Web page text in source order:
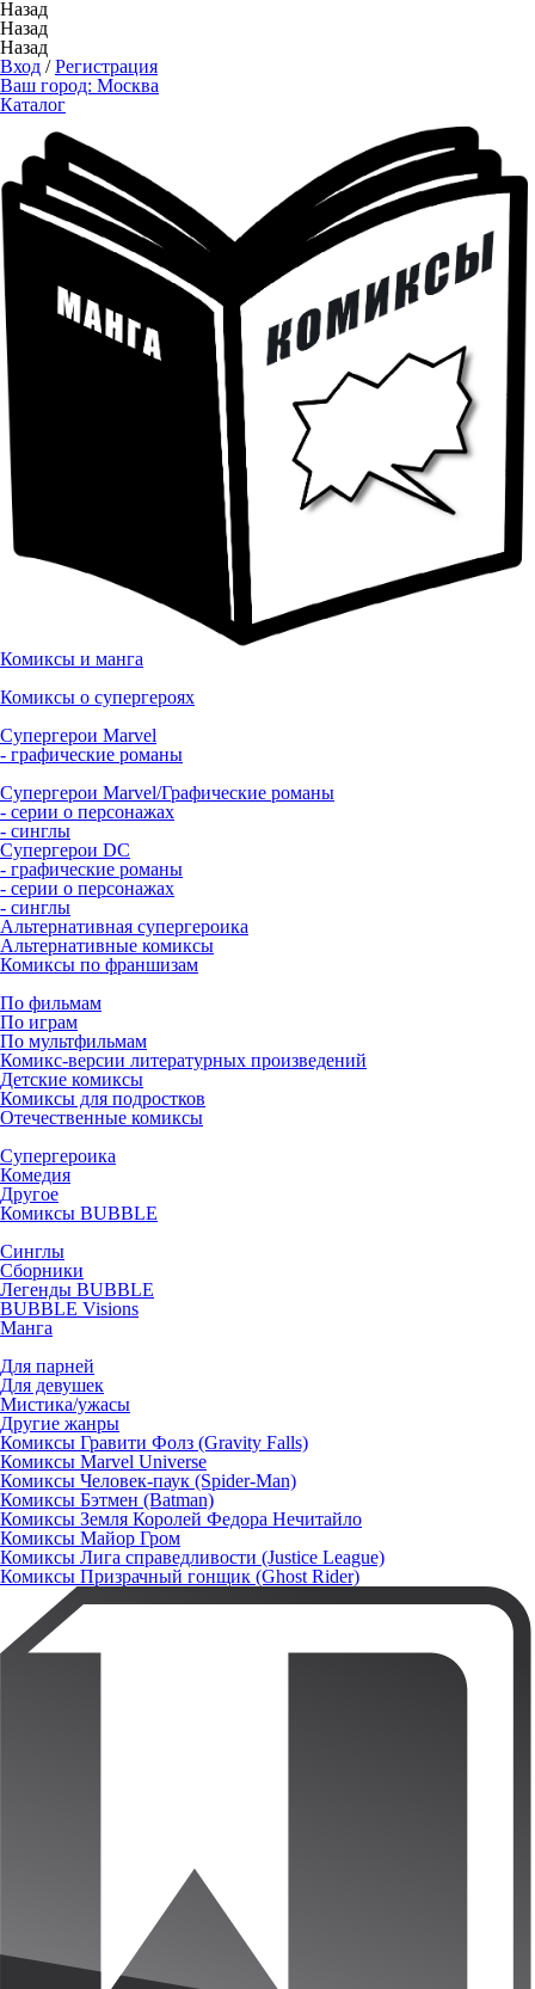
Назад
Назад
Назад
Вход /Регистрация
Ваш город: Москва
Каталог
Комиксы и манга
Комиксы о супергероях
Супергерои Marvel
- графические романы
Супергерои Marvel/Графические романы
- серии о персонажах
- синглы
Супергерои DC
- графические романы
- серии о персонажах
- синглы
Альтернативная супергероика
Альтернативные комиксы
Комиксы по франшизам
По фильмам
По играм
По мультфильмам
Комикс-версии литературных произведений
Детские комиксы
Комиксы для подростков
Отечественные комиксы
Супергероика
Комедия
Другое
Комиксы BUBBLE
Синглы
Сборники
Легенды BUBBLE
BUBBLE Visions
Манга
Для парней
Для девушек
Мистика/ужасы
Другие жанры
Комиксы Гравити Фолз (Gravity Falls)
Комиксы Marvel Universe
Комиксы Человек-паук (Spider-Man)
Комиксы Бэтмен (Batman)
Комиксы Земля Королей Федора Нечитайло
Комиксы Майор Гром
Комиксы Лига справедливости (Justice League)
Комиксы Призрачный гонщик (Ghost Rider)